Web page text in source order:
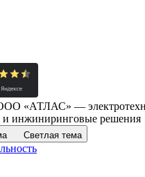
«АТЛАС» —
и инжиниринговые решения
Светлая тема